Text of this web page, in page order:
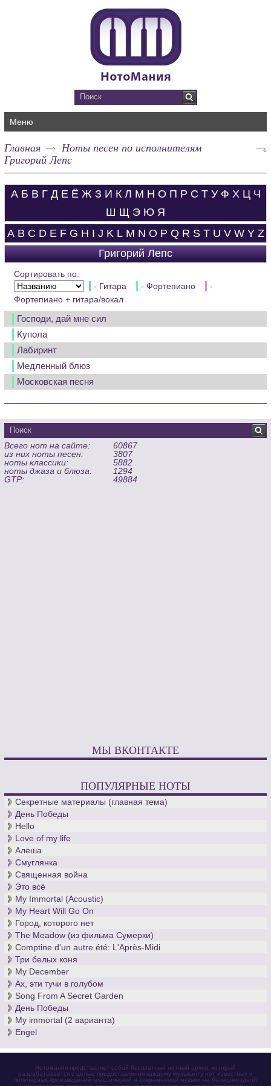
Меню
Главная
Ноты песен по исполнителям
Григорий Лепс
А Б В Г Д Е Ё Ж З И К Л М Н О П Р С Т У Ф Х Ц Ч
Ш Щ Э Ю Я
A B C D E F G H I J K L M N O P Q R S T U V W Y Z
Григорий Лепс
Сортировать по:
- Гитара
- Фортепиано
-
Фортепиано + гитара/вокал
Господи, дай мне сил
Купола
Лабиринт
Медленный блюз
Московская песня
Всего нот на сайте:
60867
из них ноты песен:
3807
ноты классики:
5882
ноты джаза и блюза:
1294
GTP:
49884
МЫ ВКОНТАКТЕ
ПОПУЛЯРНЫЕ НОТЫ
Секретные материалы (главная тема)
День Победы
Hello
Love of my life
Алёша
Смуглянка
Священная война
Это всё
My Immortal (Acoustic)
My Heart Will Go On
Город, которого нет
The Meadow (из фильма Сумерки)
Comptine d'un autre été: L'Après-Midi
Три белых коня
My December
Ах, эти тучи в голубом
Song From A Secret Garden
День Победы
My immortal (2 варианта)
Engel
Нотомания представляет собой бесплатный нотный архив, который
разрабатывается с целью предоставления каждому музыканту нот известных и
популярных произведений классической и современной музыки на безвозмездной